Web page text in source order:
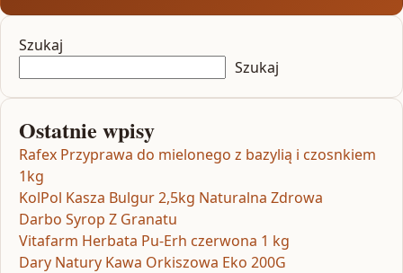
Szukaj
Szukaj
Ostatnie wpisy
Rafex Przyprawa do mielonego z bazylią i czosnkiem
1kg
KolPol Kasza Bulgur 2,5kg Naturalna Zdrowa
Darbo Syrop Z Granatu
Vitafarm Herbata Pu-Erh czerwona 1 kg
Dary Natury Kawa Orkiszowa Eko 200G